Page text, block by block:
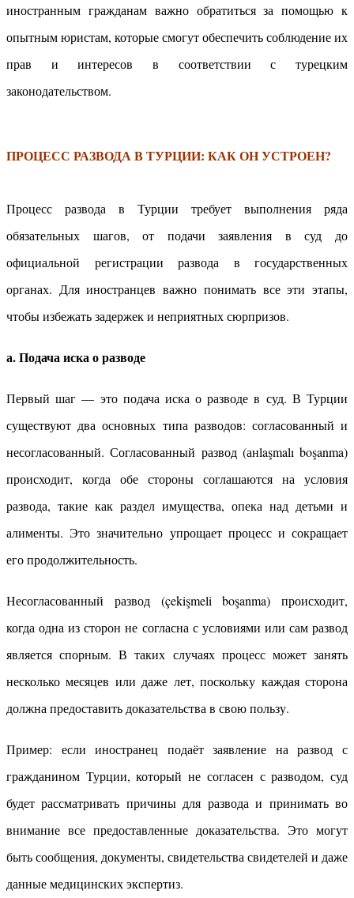
иностранным гражданам важно обратиться за помощью к
опытным юристам, которые смогут обеспечить соблюдение их
прав и интересов в соответствии с турецким
законодательством.
ПРОЦЕСС РАЗВОДА В ТУРЦИИ: КАК ОН УСТРОЕН?
Процесс развода в Турции требует выполнения ряда
обязательных шагов, от подачи заявления в суд до
официальной регистрации развода в государственных
органах. Для иностранцев важно понимать все эти этапы,
чтобы избежать задержек и неприятных сюрпризов.
а. Подача иска о разводе
Первый шаг — это подача иска о разводе в суд. В Турции
существуют два основных типа разводов: согласованный и
несогласованный. Согласованный развод (анlaşmalı boşanma)
происходит, когда обе стороны соглашаются на условия
развода, такие как раздел имущества, опека над детьми и
алименты. Это значительно упрощает процесс и сокращает
его продолжительность.
Несогласованный развод (çekişmeli boşanma) происходит,
когда одна из сторон не согласна с условиями или сам развод
является спорным. В таких случаях процесс может занять
несколько месяцев или даже лет, поскольку каждая сторона
должна предоставить доказательства в свою пользу.
Пример: если иностранец подаёт заявление на развод с
гражданином Турции, который не согласен с разводом, суд
будет рассматривать причины для развода и принимать во
внимание все предоставленные доказательства. Это могут
быть сообщения, документы, свидетельства свидетелей и даже
данные медицинских экспертиз.